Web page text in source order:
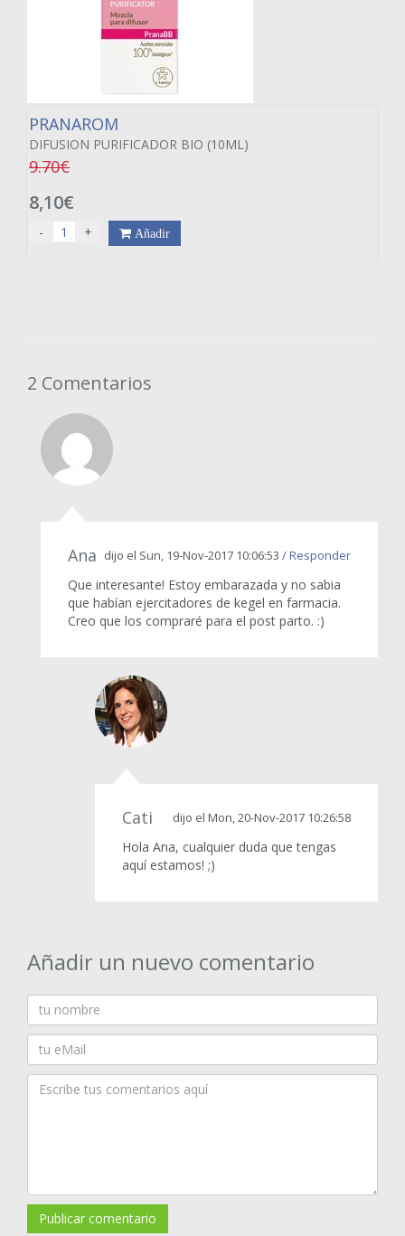
PRANAROM
DIFUSION PURIFICADOR BIO (10ML)
9.70€
8,10€
- + Añadir
2 Comentarios
Ana dijo el Sun, 19-Nov-2017 10:06:53 / Responder
Que interesante! Estoy embarazada y no sabia
que habían ejercitadores de kegel en farmacia.
Creo que los compraré para el post parto. :)
Cati dijo el Mon, 20-Nov-2017 10:26:58
Hola Ana, cualquier duda que tengas
aquí estamos! ;)
Añadir un nuevo comentario
Publicar comentario